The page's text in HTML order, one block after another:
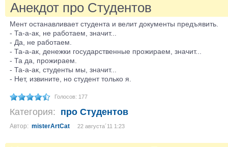
Анекдот про Студентов
Мент останавливает студента и велит документы предъявить.
- Та-а-ак, не работаем, значит...
- Да, не работаем.
- Та-а-ак, денежки государственные прожираем, значит...
- Та да, прожираем.
- Та-а-ак, студенты мы, значит...
- Нет, извините, но студент только я.
Голосов: 177
Категория: про Студентов
Автор: misterArtCat 22 августа´11 1:23